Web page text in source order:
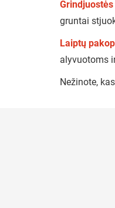
Grindjuostės
gruntai
Laiptų
alyvuotoms
Nežinote,